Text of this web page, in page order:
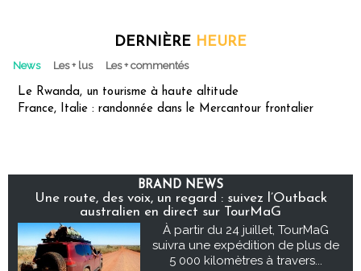
DERNIÈRE HEURE
News Les + lus Les + commentés
Le Rwanda, un tourisme à haute altitude
France, Italie : randonnée dans le Mercantour frontalier
BRAND NEWS
Une route, des voix, un regard : suivez l’Outback
australien en direct sur TourMaG
À partir du 24 juillet, TourMaG
suivra une expédition de plus de
5 000 kilomètres à travers...